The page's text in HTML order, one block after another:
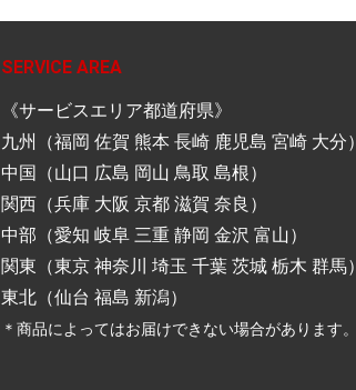
SERVICE AREA
《サービスエリア都道府県》
九州（福岡 佐賀 熊本 長崎 鹿児島 宮崎 大分）
中国（山口 広島 岡山 鳥取 島根）
関西（兵庫 大阪 京都 滋賀 奈良）
中部（愛知 岐阜 三重 静岡 金沢 富山）
関東（東京 神奈川 埼玉 千葉 茨城 栃木 群馬）
東北（仙台 福島 新潟）
＊商品によってはお届けできない場合があります。